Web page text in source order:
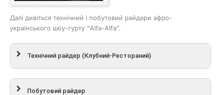
Далі дивіться технічний і побутовий райдери афро-
українського шоу-гурту “Alfa-Alfa”.
Технічний райдер (Клубний-Рестораний)
Побутовий райдер